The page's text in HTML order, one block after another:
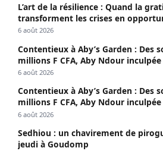
L’art de la résilience : Quand la
transforment les crises en
6 août 2026
Contentieux à Aby’s Garden : Des
millions F CFA, Aby Ndour
sociaux
6 août 2026
Contentieux à Aby’s Garden : Des
millions F CFA, Aby Ndour
sociaux
6 août 2026
Sedhiou : un chavirement de
jeudi à Goudomp